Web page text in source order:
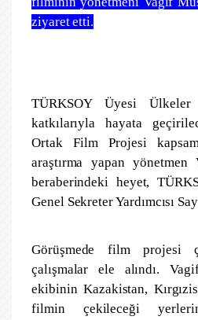
ziyaret etti.
TÜRKSOY Üyesi Ülkeler
katkılarıyla hayata
Ortak Film Projesi
araştırma yapan
beraberindeki heyet,
Genel Sekreter Yardımcısı
Görüşmede film projesi
çalışmalar ele alındı.
ekibinin Kazakistan,
filmin çekileceği